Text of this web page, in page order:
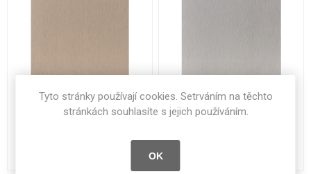
DEKODUR 3050 x 1220 x 0,8
mm A454 HSM
DEKODUR 3050 x 1220 x 0,8
mm A456 HSM
Tyto stránky používají cookies. Setrváním na těchto
stránkách souhlasíte s jejich používáním.
OK